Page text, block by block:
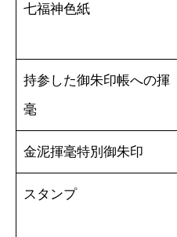
七福神色紙
持参した御朱印帳への揮
毫
金泥揮毫特別御朱印
スタンプ